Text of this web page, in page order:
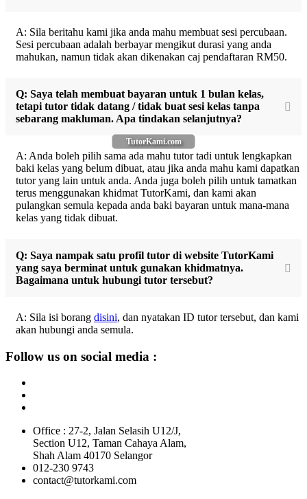
TutorKami.com
A: Sila beritahu kami jika anda mahu membuat sesi percubaan.
Sesi percubaan adalah berbayar mengikut durasi yang anda
mahukan, namun tidak akan dikenakan caj pendaftaran RM50.
Q: Saya telah membuat bayaran untuk 1 bulan kelas,
tetapi tutor tidak datang / tidak buat sesi kelas tanpa
sebarang makluman. Apa tindakan selanjutnya?
A: Anda boleh pilih sama ada mahu tutor tadi untuk lengkapkan
baki kelas yang belum dibuat, atau jika anda mahu kami dapatkan
tutor yang lain untuk anda. Anda juga boleh pilih untuk tamatkan
terus menggunakan khidmat TutorKami, dan kami akan
pulangkan semula kepada anda baki bayaran untuk mana-mana
kelas yang tidak dibuat.
Q: Saya nampak satu profil tutor di website TutorKami
yang saya berminat untuk gunakan khidmatnya.
Bagaimana untuk hubungi tutor tersebut?
A: Sila isi borang disini, dan nyatakan ID tutor tersebut, dan kami
akan hubungi anda semula.
Follow us on social media :
Office : 27-2, Jalan Selasih U12/J,
Section U12, Taman Cahaya Alam,
Shah Alam 40170 Selangor
012-230 9743
contact@tutorkami.com